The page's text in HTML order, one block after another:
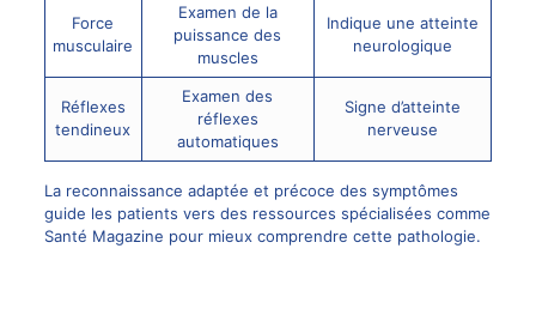
Force
musculaire
Examen de la
puissance des
muscles
Indique une atteinte
neurologique
Réflexes
tendineux
Examen des
réflexes
automatiques
Signe d’atteinte
nerveuse
La reconnaissance adaptée et précoce des symptômes
guide les patients vers des ressources spécialisées comme
Santé Magazine pour mieux comprendre cette pathologie.